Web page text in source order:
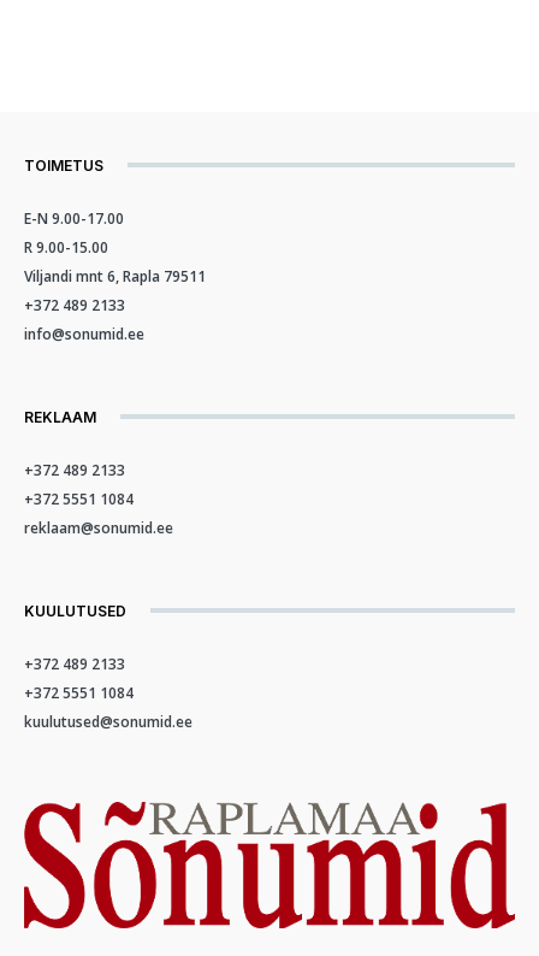
TOIMETUS
E-N 9.00-17.00
R 9.00-15.00
Viljandi mnt 6, Rapla 79511
+372 489 2133
info@sonumid.ee
REKLAAM
+372 489 2133
+372 5551 1084
reklaam@sonumid.ee
KUULUTUSED
+372 489 2133
+372 5551 1084
kuulutused@sonumid.ee